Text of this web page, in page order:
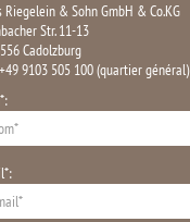
Riegelein & Sohn GmbH & Co.KG
Str. 11-13
Cadolzburg
9103 505 100 (quartier général)